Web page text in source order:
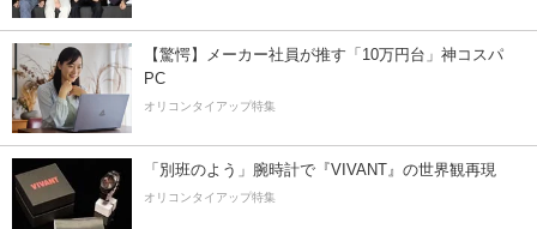
【驚愕】メーカー社員が推す「10万円台」神コスパ
PC
オリコンタイアップ特集
「別班のよう」腕時計で『VIVANT』の世界観再現
オリコンタイアップ特集